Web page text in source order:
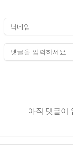
아직 댓글이